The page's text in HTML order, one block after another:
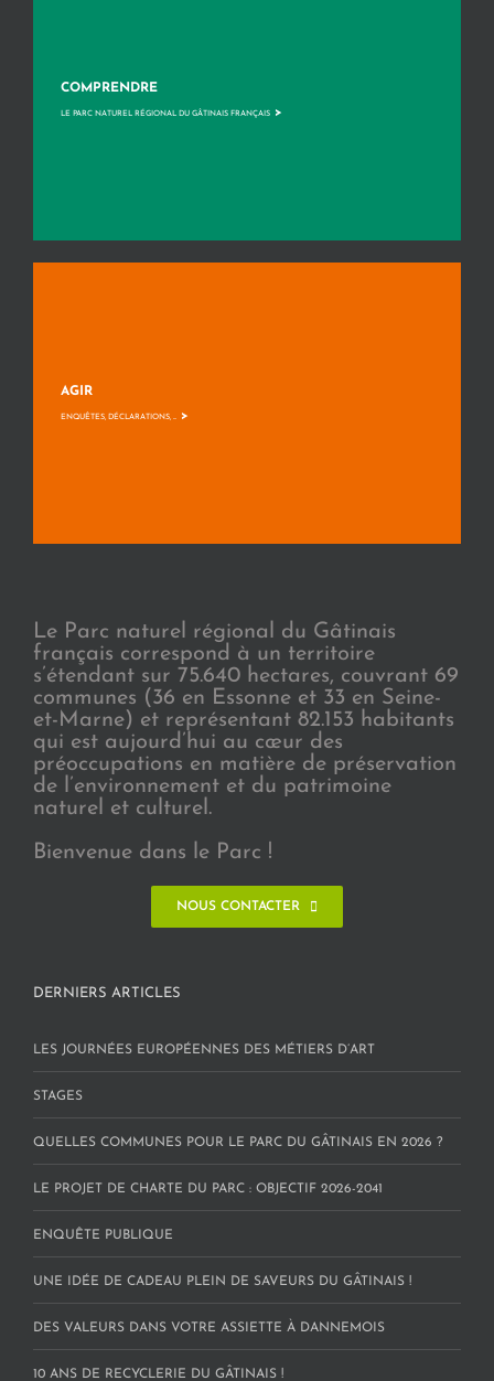
COMPRENDRE
LE PARC NATUREL RÉGIONAL DU GÂTINAIS FRANÇAIS >
AGIR
ENQUÊTES, DÉCLARATIONS, ... >
Le Parc naturel régional du Gâtinais
français correspond à un territoire
s’étendant sur 75.640 hectares, couvrant 69
communes (36 en Essonne et 33 en Seine-
et-Marne) et représentant 82.153 habitants
qui est aujourd’hui au cœur des
préoccupations en matière de préservation
de l’environnement et du patrimoine
naturel et culturel.
Bienvenue dans le Parc !
NOUS CONTACTER
DERNIERS ARTICLES
LES JOURNÉES EUROPÉENNES DES MÉTIERS D’ART
STAGES
QUELLES COMMUNES POUR LE PARC DU GÂTINAIS EN 2026 ?
LE PROJET DE CHARTE DU PARC : OBJECTIF 2026-2041
ENQUÊTE PUBLIQUE
UNE IDÉE DE CADEAU PLEIN DE SAVEURS DU GÂTINAIS !
DES VALEURS DANS VOTRE ASSIETTE À DANNEMOIS
10 ANS DE RECYCLERIE DU GÂTINAIS !